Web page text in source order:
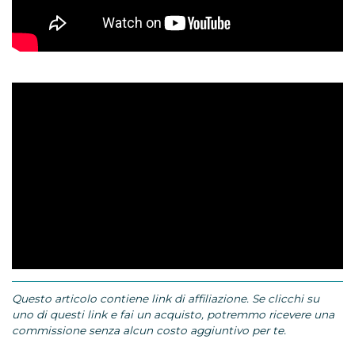
Questo articolo contiene link di affiliazione. Se clicchi su
uno di questi link e fai un acquisto, potremmo ricevere una
commissione senza alcun costo aggiuntivo per te.